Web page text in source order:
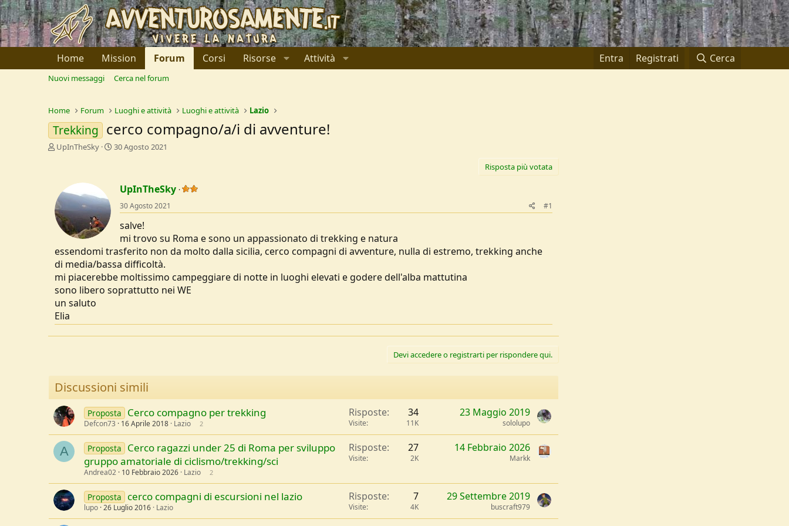
Home Mission Forum Corsi Risorse Attività Entra Registrati Cerca
Nuovi messaggi Cerca nel forum
Home Forum Luoghi e attività Luoghi e attività Lazio
Trekking cerco compagno/a/i di avventure!
C
o
r
e
D
s
c
u
s
s
i
o
n
e
UpInTheSky
D
i
o
30 Agosto 2021
Risposta più votata
UpInTheSky
30 Agosto 2021 #1
salve!
mi trovo su Roma e sono un appassionato di trekking e natura
essendomi trasferito non da molto dalla sicilia, cerco compagni di avventure, nulla di estremo, trekking anche
di media/bassa difficoltà.
mi piacerebbe moltissimo campeggiare di notte in luoghi elevati e godere dell'alba mattutina
sono libero soprattutto nei WE
un saluto
Elia
Devi accedere o registrarti per rispondere qui.
Discussioni simili
Proposta Cerco compagno per trekking
Defcon73 16 Aprile 2018 Lazio 2
Risposte 34
Visite 11K
23 Maggio 2019
sololupo
A Proposta
Cerco ragazzi under 25 di Roma per sviluppo
gruppo amatoriale di ciclismo/trekking/sci
Andrea02 10 Febbraio 2026 Lazio 2
Risposte 27
Visite 2K
14 Febbraio 2026
Markk
Proposta cerco compagni di escursioni nel lazio
lupo 26 Luglio 2016 Lazio
Risposte 7
Visite 4K
29 Settembre 2019
buscraft979